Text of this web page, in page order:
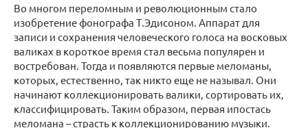
Во многом переломным и революционным стало
изобретение фонографа Т.Эдисоном. Аппарат для
записи и сохранения человеческого голоса на восковых
валиках в короткое время стал весьма популярен и
востребован. Тогда и появляются первые меломаны,
которых, естественно, так никто еще не называл. Они
начинают коллекционировать валики, сортировать их,
классифицировать. Таким образом, первая ипостась
меломана – страсть к коллекционированию музыки.